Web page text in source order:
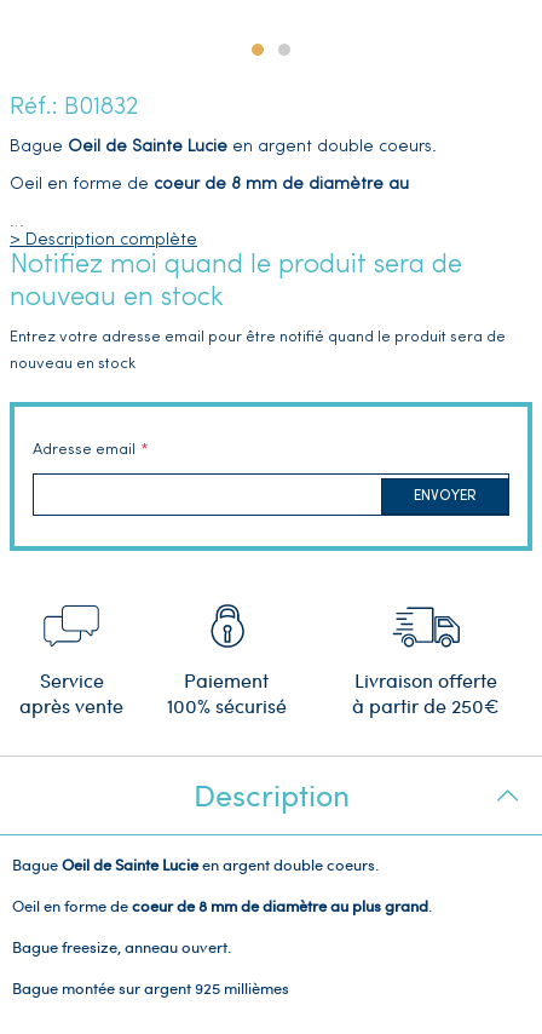
Réf.: B01832
Bague Oeil de Sainte Lucie en argent double coeurs.
Oeil en forme de coeur de 8 mm de diamètre au
…
> Description complète
Notifiez moi quand le produit sera de
nouveau en stock
Entrez votre adresse email pour être notifié quand le produit sera de
nouveau en stock
Adresse email
ENVOYER
Service
après vente
Paiement
100% sécurisé
Livraison offerte
à partir de 250€
Description
BagueOeil de Sainte Lucieen argent double coeurs.
Oeil en forme decoeurde 8 mm de diamètre au plus grand.
Bague freesize, anneau ouvert.
Bague montée sur argent 925 millièmes